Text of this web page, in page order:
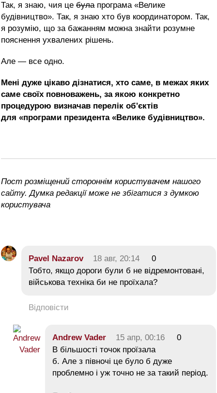
Так, я знаю, чия це була програма «Велике
будівництво». Так, я знаю хто був координатором. Так,
я розумію, що за бажанням можна знайти розумне
пояснення ухвалених рішень.
Але — все одно.
Мені дуже цікаво дізнатися, хто саме, в межах яких
саме своїх повноважень, за якою конкретно
процедурою визначав перелік об'єктів
для «програми президента «Велике будівництво».
Пост розміщений стороннім користувачем нашого
сайту. Думка редакції може не збігатися з думкою
користувача
Pavel Nazarov 18 авг, 20:14
0
Тобто, якщо дороги були б не відремонтовані,
військова техніка би не проїхала?
Відповісти
Andrew Vader 15 апр, 00:16
0
В більшості точок проїзала
б. Але з півночі це було б дуже
проблемно і уж точно не за такий період.